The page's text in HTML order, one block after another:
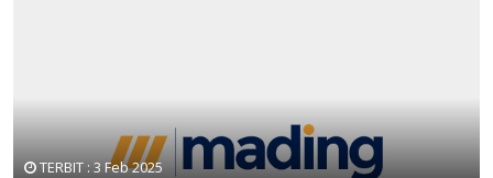
TERBIT : 3 Feb 2025